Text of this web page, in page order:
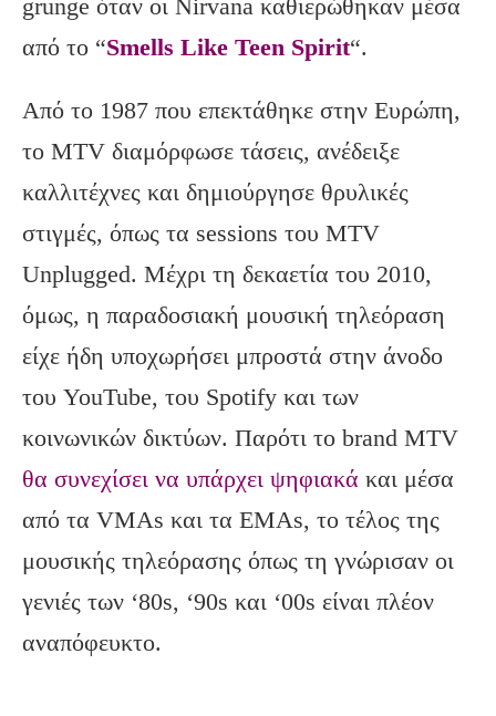
grunge όταν οι Nirvana καθιερώθηκαν μέσα
από το “Smells Like Teen Spirit“.
Από το 1987 που επεκτάθηκε στην Ευρώπη,
το MTV διαμόρφωσε τάσεις, ανέδειξε
καλλιτέχνες και δημιούργησε θρυλικές
στιγμές, όπως τα sessions του MTV
Unplugged. Μέχρι τη δεκαετία του 2010,
όμως, η παραδοσιακή μουσική τηλεόραση
είχε ήδη υποχωρήσει μπροστά στην άνοδο
του YouTube, του Spotify και των
κοινωνικών δικτύων. Παρότι το brand MTV
θα συνεχίσει να υπάρχει ψηφιακά και μέσα
από τα VMAs και τα EMAs, το τέλος της
μουσικής τηλεόρασης όπως τη γνώρισαν οι
γενιές των ‘80s, ‘90s και ‘00s είναι πλέον
αναπόφευκτο.